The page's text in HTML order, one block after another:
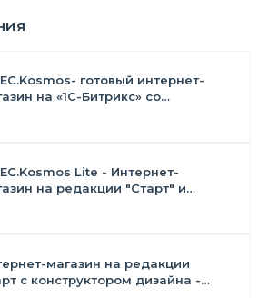
готовый интернет-
на «1С-Битрикс» со
Lite - Интернет-
на редакции "Старт" и
магазин на редакции
с конструктором дизайна -